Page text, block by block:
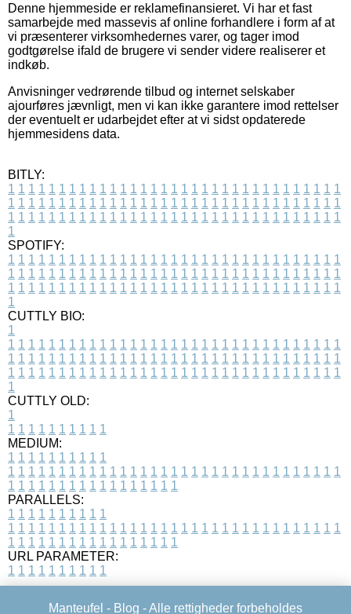
Denne hjemmeside er reklamefinansieret. Vi har et fast
samarbejde med massevis af online forhandlere i form af at
vi præsenterer virksomhedernes varer, og tager imod
godtgørelse ifald de brugere vi sender videre realiserer et
indkøb.
Anvisninger vedrørende tilbud og internet selskaber
ajourføres jævnligt, men vi kan ikke garantere imod rettelser
der eventuelt er udarbejdet efter at vi sidst opdaterede
hjemmesidens data.
BITLY:
1 1 1 1 1 1 1 1 1 1 1 1 1 1 1 1 1 1 1 1 1 1 1 1 1 1 1 1 1 1 1 1 1
1 1 1 1 1 1 1 1 1 1 1 1 1 1 1 1 1 1 1 1 1 1 1 1 1 1 1 1 1 1 1 1 1
1 1 1 1 1 1 1 1 1 1 1 1 1 1 1 1 1 1 1 1 1 1 1 1 1 1 1 1 1 1 1 1 1
1
SPOTIFY:
1 1 1 1 1 1 1 1 1 1 1 1 1 1 1 1 1 1 1 1 1 1 1 1 1 1 1 1 1 1 1 1 1
1 1 1 1 1 1 1 1 1 1 1 1 1 1 1 1 1 1 1 1 1 1 1 1 1 1 1 1 1 1 1 1 1
1 1 1 1 1 1 1 1 1 1 1 1 1 1 1 1 1 1 1 1 1 1 1 1 1 1 1 1 1 1 1 1 1
1
CUTTLY BIO:
1
1 1 1 1 1 1 1 1 1 1 1 1 1 1 1 1 1 1 1 1 1 1 1 1 1 1 1 1 1 1 1 1 1
1 1 1 1 1 1 1 1 1 1 1 1 1 1 1 1 1 1 1 1 1 1 1 1 1 1 1 1 1 1 1 1 1
1 1 1 1 1 1 1 1 1 1 1 1 1 1 1 1 1 1 1 1 1 1 1 1 1 1 1 1 1 1 1 1 1
1
CUTTLY OLD:
1
1 1 1 1 1 1 1 1 1 1
MEDIUM:
1 1 1 1 1 1 1 1 1 1
1 1 1 1 1 1 1 1 1 1 1 1 1 1 1 1 1 1 1 1 1 1 1 1 1 1 1 1 1 1 1 1 1
1 1 1 1 1 1 1 1 1 1 1 1 1 1 1 1 1
PARALLELS:
1 1 1 1 1 1 1 1 1 1
1 1 1 1 1 1 1 1 1 1 1 1 1 1 1 1 1 1 1 1 1 1 1 1 1 1 1 1 1 1 1 1 1
1 1 1 1 1 1 1 1 1 1 1 1 1 1 1 1 1
URL PARAMETER:
1 1 1 1 1 1 1 1 1 1
Manteufel - Blog - Alle rettigheder forbeholdes